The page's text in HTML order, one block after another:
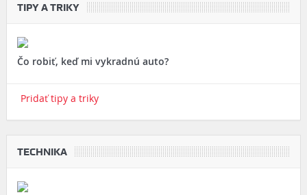
TIPY A TRIKY
Čo robiť, keď mi vykradnú auto?
Pridať tipy a triky
TECHNIKA